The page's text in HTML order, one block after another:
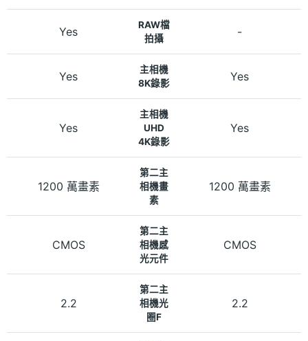
Yes
RAW檔
拍攝
-
Yes
主相機
8K錄影
Yes
Yes
主相機
UHD
4K錄影
Yes
1200 萬畫素
第二主
相機畫
素
1200 萬畫素
CMOS
第二主
相機感
光元件
CMOS
2.2
第二主
相機光
圈F
2.2